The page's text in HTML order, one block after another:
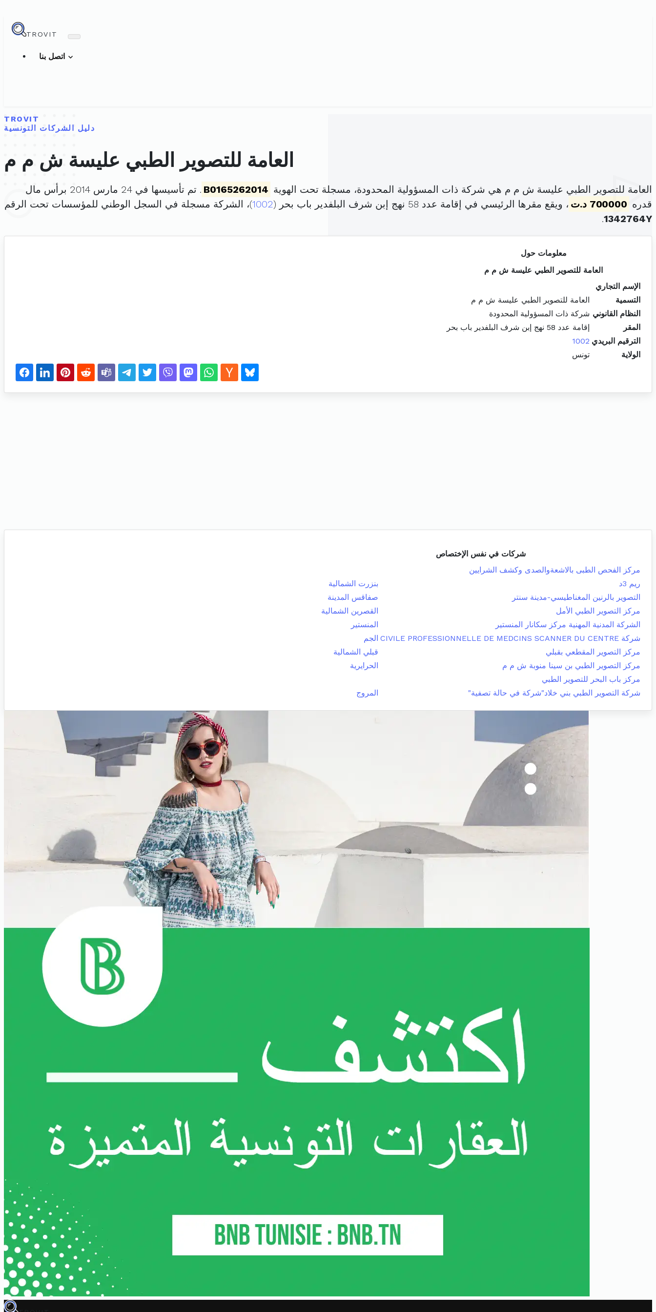
TROVIT
TROVIT
دليل الشركات التونسية
العامة للتصوير الطبي عليسة ش م م
العامة للتصوير الطبي عليسة ش م م هي شركة ذات المسؤولية المحدودة، مسجلة تحت الهوية B0165262014
. تم تأسيسها في 24 مارس 2014 برأس مال
قدره 700000 د.ت ، ويقع مقرها الرئيسي في إقامة عدد 58 نهج إبن شرف البلفدير باب بحر ( 1002)، الشركة مسجلة في السجل الوطني للمؤسسات تحت الرقم
1342764Y
.
معلومات حول
العامة للتصوير الطبي عليسة ش م م
الإسم التجاري
التسمية
العامة للتصوير الطبي عليسة ش م م
النظام القانوني شركة ذات المسؤولية المحدودة
المقر
إقامة عدد 58 نهج إبن شرف البلفدير باب بحر
الترقيم البريدي 1002
الولاية
تونس
شركات في نفس الإختصاص
مركز الفحص الطبى بالاشعةوالصدى وكشف الشرايين
ريم 3د
بنزرت الشمالية
التصوير بالرنين المغناطيسي-مدينة سنتر
صفاقس المدينة
مركز التصوير الطبي الأمل
القصرين الشمالية
الشركة المدنية المهنية مركز سكانار المنستير
المنستير
شركة CIVILE PROFESSIONNELLE DE MEDCINS SCANNER DU CENTRE
الجم
مركز التصوير المقطعي بقبلي
قبلي الشمالية
مركز التصوير الطبي بن سينا منوبة ش م م
الحرايرية
مركز باب البحر للتصوير الطبي
شركة التصوير الطبي بني خلاد"شركة في حالة تصفية"
المروج